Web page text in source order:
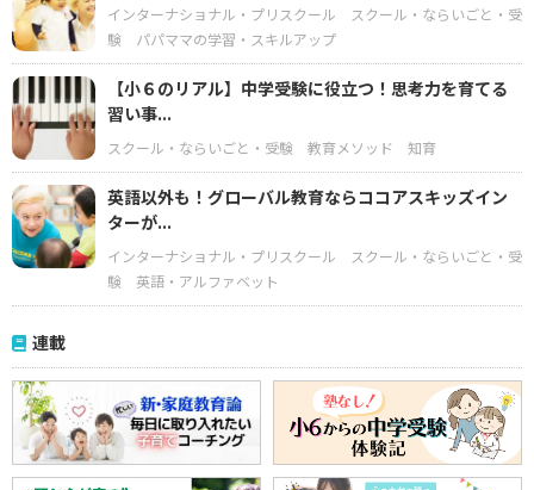
インターナショナル・プリスクール
スクール・ならいごと・受
験
パパママの学習・スキルアップ
【小６のリアル】中学受験に役立つ！思考力を育てる
習い事...
スクール・ならいごと・受験 教育メソッド 知育
英語以外も！グローバル教育ならココアスキッズイン
ターが...
インターナショナル・プリスクール
スクール・ならいごと・受
験
英語・アルファベット
連載